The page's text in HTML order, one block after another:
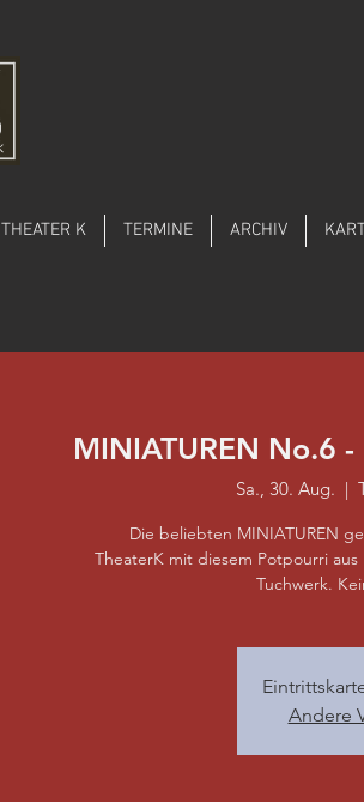
THEATER K TERMINE ARCHIV
MINIATUREN No.6
Sa., 30. Aug.
  |
Die beliebten MINIATUREN
TheaterK mit diesem Potpourri
Tuchwerk.
Andere